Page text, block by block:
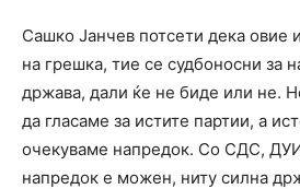
Сашко Јанчев потсети дека овие
на грешка, тие се судбоносни за
држава, дали ќе не биде или не.
да гласаме за истите партии, а
очекуваме напредок. Со СДС,
напредок е можен, ниту силна